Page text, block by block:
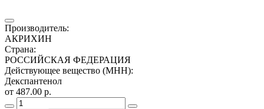
Производитель:
АКРИХИН
Страна:
РОССИЙСКАЯ ФЕДЕРАЦИЯ
Действующее вещество (МНН):
Декспантенол
от 487.00 р.